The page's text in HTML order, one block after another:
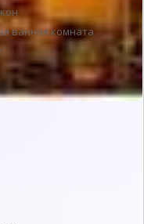
ванная комната